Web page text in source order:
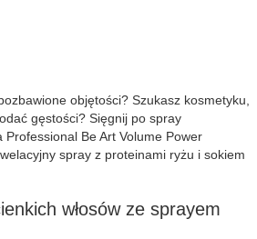
objętości? Szukasz kosmetyku,
gęstości? Sięgnij po spray
Be Art Volume Power
spray z proteinami ryżu i sokiem
włosów ze sprayem